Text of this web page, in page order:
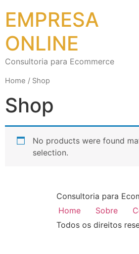
EMPRESA
ONLINE
Consultoria para Ecommerce
Home / Shop
Shop
No products were found
selection.
Consultoria para
Home
Sobre
Todos os direitos